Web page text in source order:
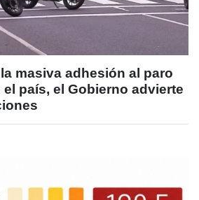
masiva adhesión al paro
país, el Gobierno advierte